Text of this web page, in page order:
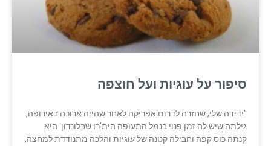
סיפור על עוגיות ועל חוצפה
"ידידה שלי, שחזרה לדרום אפריקה לאחר שהייה ארוכה באירופה,
גילתה שיש לה זמן פנוי בנמל התעופה הית'רו שבלונדון. היא
קנתה כוס קפה וחבילה קטנה של עוגיות והלכה מתנודדת למחצה,